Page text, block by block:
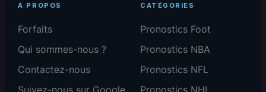
À PROPOS
Forfaits
Qui sommes-nous ?
Contactez-nous
Suivez-nous sur Google
CATÉGORIES
Pronostics Foot
Pronostics NBA
Pronostics NFL
Pronostics NHL